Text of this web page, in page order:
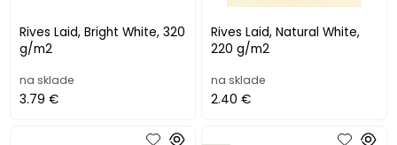
Rives Laid, Bright White, 320
g/m2
na sklade
3.79 €
Rives Laid, Natural White,
220 g/m2
na sklade
2.40 €